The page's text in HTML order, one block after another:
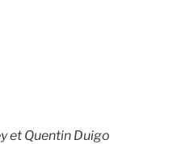
et Quentin Duigo